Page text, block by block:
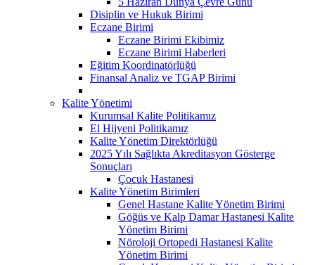
Disiplin ve Hukuk Birimi
Eczane Birimi
Eczane Birimi Ekibimiz
Eczane Birimi Haberleri
Eğitim Koordinatörlüğü
Finansal Analiz ve TGAP Birimi
Kalite Yönetimi
Kurumsal Kalite Politikamız
El Hijyeni Politikamız
Kalite Yönetim Direktörlüğü
2025 Yılı Sağlıkta Akreditasyon Gösterge
Sonuçları
Çocuk Hastanesi
Kalite Yönetim Birimleri
Genel Hastane Kalite Yönetim Birimi
Göğüs ve Kalp Damar Hastanesi Kalite
Yönetim Birimi
Nöroloji Ortopedi Hastanesi Kalite
Yönetim Birimi